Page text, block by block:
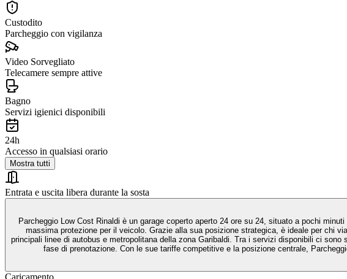
Custodito
Parcheggio con vigilanza
Video Sorvegliato
Telecamere sempre attive
Bagno
Servizi igienici disponibili
24h
Accesso in qualsiasi orario
Mostra tutti
Entrata e uscita libera durante la sosta
Parcheggio Low Cost Rinaldi è un garage coperto aperto 24 ore su 24, situato a pochi
massima protezione per il veicolo. Grazie alla sua posizione strategica, è ideale per chi
principali linee di autobus e metropolitana della zona Garibaldi. Tra i servizi disponibili ci
fase di prenotazione. Con le sue tariffe competitive e la posizione centrale,
Caricamento...